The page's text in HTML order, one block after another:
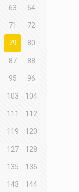
63 64
71 72
79 80
87 88
95 96
103 104
111 112
119 120
127 128
135 136
143 144